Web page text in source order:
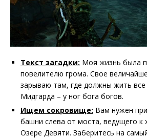
Текст загадки: Моя жизнь была
повелителю грома. Свое
зарываю там, где должны жить все
Мидгарда – у ног бога богов.
Ищем сокровище: Вам нужен
башни слева от моста, ведущего к
Озере Девяти. Заберитесь на